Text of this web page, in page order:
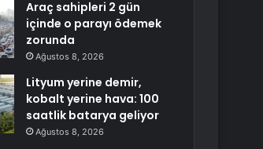
Araç sahipleri 2 gün
içinde o parayı ödemek
zorunda
Ağustos 8, 2026
Lityum yerine demir,
kobalt yerine hava: 100
saatlik batarya geliyor
Ağustos 8, 2026